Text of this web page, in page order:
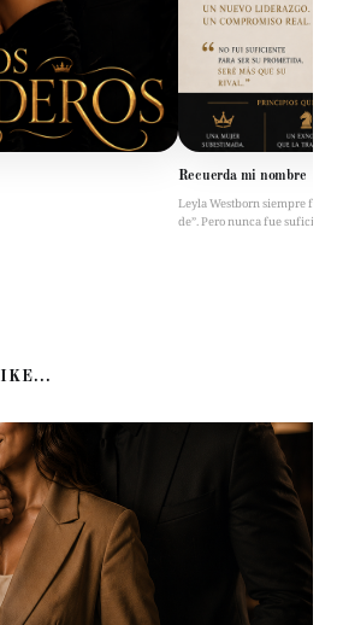
Recuerda mi nombre
Leyla Westborn siempre fue
de”. Pero nunca fue